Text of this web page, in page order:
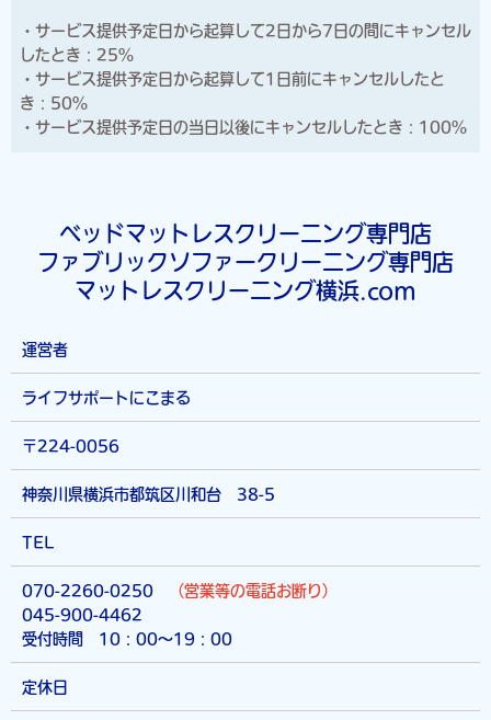
当社サービスの提供・運営のため ユーザーからのお問い合わせ
に回答するため（本人確認を行うことを含む） ユーザーが利用
中のサービスの新機能、更新情報、キャンペーン等及び当社が提
供する他のサービスの案内のメールを送付するため メンテナン
ス、重要なお知らせなど必要に応じたご連絡のため 利用規約に
違反したユーザーや、不正・不当な目的でサービスを利用しよう
を請求するため 上記の利用目的に付随する目的 第4条（利用目
的の変更） 当社は、利用目的が変更前と関連性を有すると合理
的に認められる場合に限り、個人情報の利用目的を変更するもの
とします。 利用目的の変更を行った場合には、変更後の目的に
ェブサイト上に公表するものとします。 第5条（個人情報の第三
ーの同意を得ることなく、第三者に個人情報を提供することはあ
がある場合であって、本人の同意を得ることが困難であるとき
がある場合であって、本人の同意を得ることが困難であるとき
の定める事務を遂行することに対して協力する必要がある場合で
ぼすおそれがあるとき 予め次の事項を告知あるいは公表し、か
つ当社が個人情報保護委員会に届出をしたとき 利用目的に第三
者への提供を含むこと 第三者に提供されるデータの項目 第三者
への提供の手段または方法 本人の求めに応じて個人情報の第三
者への提供を停止すること 本人の求めを受け付ける方法 前項の
定めにかかわらず、次に掲げる場合には、当該情報の提供先は第
・サービス提供予定日から起算して2日から7日の間にキャンセル
したとき：25%
・サービス提供予定日から起算して1日前にキャンセルしたと
き：50%
・サービス提供予定日の当日以後にキャンセルしたとき：100%
ベッドマットレスクリーニング専門店
ファブリックソファークリーニング専門店
マットレスクリーニング横浜.com
運営者
ライフサポートにこまる
〒224-0056
神奈川県横浜市都筑区川和台 38-5
TEL
070-2260-0250
（営業等の電話お断り）
045-900-4462
受付時間 10：00～19：00
定休日